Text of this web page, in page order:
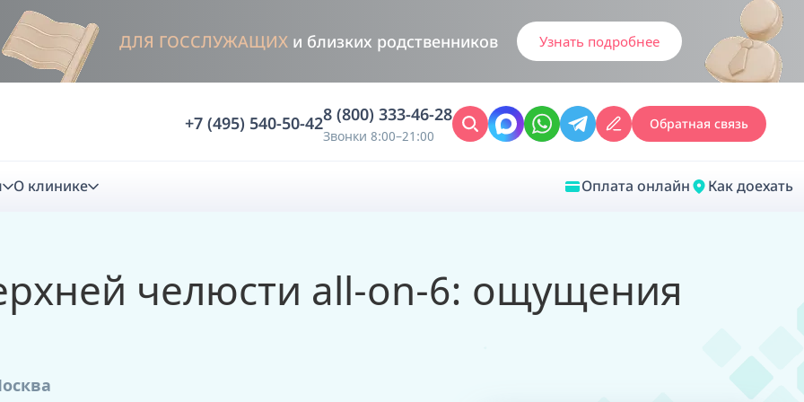
ДЛЯ ГОССЛУЖАЩИХ и близких родственников Узнать подробнее
+7 (495) 540-50-428 (800) 333-46-28
Звонки 8:00–21:00
Обратная связь
О клинике Оплата онлайн Как доехать
клинической копии
Врачебная диагностика
челюсти all-on-6: ощущения